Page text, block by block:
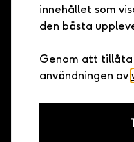
innehållet som
den bästa
Genom att tillåta
användningen av
Live it grundades
kvaliteten och det